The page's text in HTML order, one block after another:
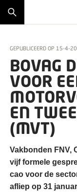
GEPUBLICEERD OP 15-4-
BOVAG
VOOR
EN
(MVT)
Vakbonden FNV,
vijf formele
cao voor de
afliep op 31